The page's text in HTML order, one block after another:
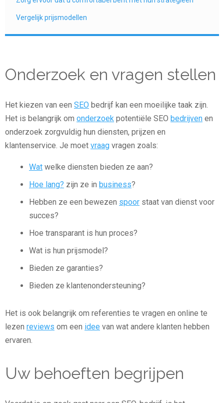
Vergelijk prijsmodellen
Onderzoek en vragen stellen
Het kiezen van een SEO bedrijf kan een moeilijke taak zijn.
Het is belangrijk om onderzoek potentiële SEO bedrijven en
onderzoek zorgvuldig hun diensten, prijzen en
klantenservice. Je moet vraag vragen zoals:
Wat welke diensten bieden ze aan?
Hoe lang? zijn ze in business?
Hebben ze een bewezen spoor staat van dienst voor
succes?
Hoe transparant is hun proces?
Wat is hun prijsmodel?
Bieden ze garanties?
Bieden ze klantenondersteuning?
Het is ook belangrijk om referenties te vragen en online te
lezen reviews om een idee van wat andere klanten hebben
ervaren.
Uw behoeften begrijpen